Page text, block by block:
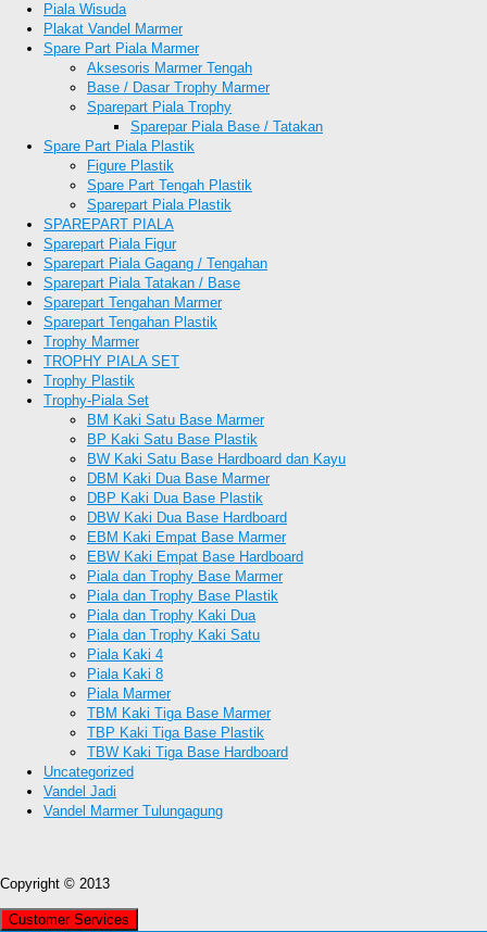
Piala Wisuda
Plakat Vandel Marmer
Spare Part Piala Marmer
Aksesoris Marmer Tengah
Base / Dasar Trophy Marmer
Sparepart Piala Trophy
Sparepar Piala Base / Tatakan
Spare Part Piala Plastik
Figure Plastik
Spare Part Tengah Plastik
Sparepart Piala Plastik
SPAREPART PIALA
Sparepart Piala Figur
Sparepart Piala Gagang / Tengahan
Sparepart Piala Tatakan / Base
Sparepart Tengahan Marmer
Sparepart Tengahan Plastik
Trophy Marmer
TROPHY PIALA SET
Trophy Plastik
Trophy-Piala Set
BM Kaki Satu Base Marmer
BP Kaki Satu Base Plastik
BW Kaki Satu Base Hardboard dan Kayu
DBM Kaki Dua Base Marmer
DBP Kaki Dua Base Plastik
DBW Kaki Dua Base Hardboard
EBM Kaki Empat Base Marmer
EBW Kaki Empat Base Hardboard
Piala dan Trophy Base Marmer
Piala dan Trophy Base Plastik
Piala dan Trophy Kaki Dua
Piala dan Trophy Kaki Satu
Piala Kaki 4
Piala Kaki 8
Piala Marmer
TBM Kaki Tiga Base Marmer
TBP Kaki Tiga Base Plastik
TBW Kaki Tiga Base Hardboard
Uncategorized
Vandel Jadi
Vandel Marmer Tulungagung
Copyright © 2013
Customer Services